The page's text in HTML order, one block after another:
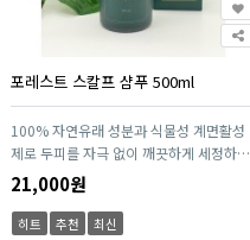
포레스트 스칼프 샴푸 500ml
100% 자연유래 성분과 식물성 계면활성
제로 두피를 자극 없이 깨끗하게 세정하는
스칼프 샴푸. 두피 진정과 보습을 동시에
케어하며, 강력한 항산화 작용으로 건강한
두피 환경을 유지합니다. 5無 처방으로 민
21,000원
히트 추천 최신